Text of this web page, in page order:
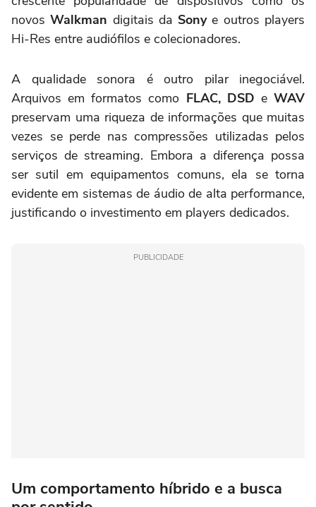
novosWalkman digitais da Sonye outros players
Hi-Res entre audiófilos e colecionadores.
A qualidade sonora é outro pilar inegociável.
Arquivos em formatos como FLAC, DSD eWAV
preservam uma riqueza de informações que muitas
vezes se perde nas compressões utilizadas pelos
serviços de streaming. Embora a diferença possa
ser sutil em equipamentos comuns, ela se torna
evidente em sistemas de áudio de alta performance,
justificando o investimento em players dedicados.
PUBLICIDADE
Um comportamento híbrido e a busca